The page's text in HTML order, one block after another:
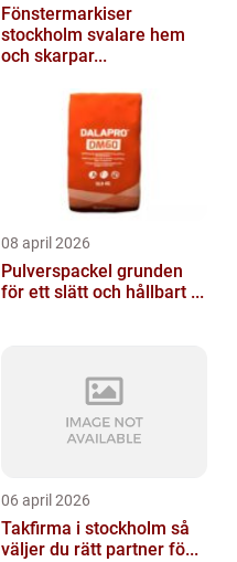
Fönstermarkiser
stockholm svalare hem
och skarpar...
08 april 2026
Pulverspackel grunden
för ett slätt och hållbart ...
06 april 2026
Takfirma i stockholm så
väljer du rätt partner fö...